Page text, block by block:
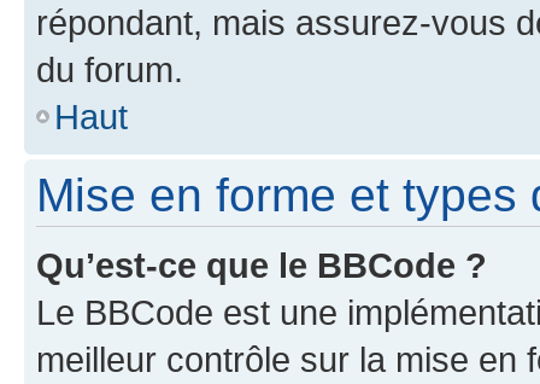
répondant, mais assurez-vous
du forum.
Haut
Mise en forme et types
Qu’est-ce que le BBCode ?
Le BBCode est une
meilleur contrôle sur la mise en